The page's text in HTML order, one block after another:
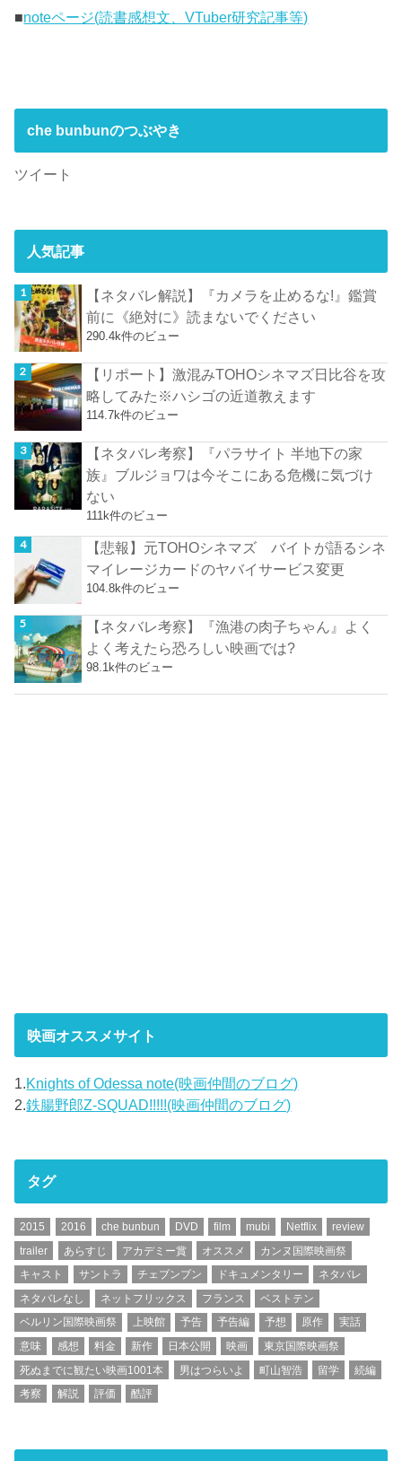
■noteページ(読書感想文、VTuber研究記事等)
che bunbunのつぶやき
ツイート
人気記事
【ネタバレ解説】『カメラを止めるな!』鑑賞
前に《絶対に》読まないでください
290.4k件のビュー
【リポート】激混みTOHOシネマズ日比谷を攻
略してみた※ハシゴの近道教えます
114.7k件のビュー
【ネタバレ考察】『パラサイト 半地下の家
族』ブルジョワは今そこにある危機に気づけ
ない
111k件のビュー
【悲報】元TOHOシネマズ バイトが語るシネ
マイレージカードのヤバイサービス変更
104.8k件のビュー
【ネタバレ考察】『漁港の肉子ちゃん』よく
よく考えたら恐ろしい映画では?
98.1k件のビュー
映画オススメサイト
1. Knights of Odessa note(映画仲間のブログ)
2.鉄腸野郎Z-SQUAD!!!!!(映画仲間のブログ)
タグ
2015 2016 che bunbun DVD film mubi Netflix
review
trailer
あらすじ アカデミー賞 オススメ
カンヌ国際映画祭
キャスト
サントラ チェブンブン ドキュメンタリー
ネタバレ
ネタバレなし
ネットフリックス フランス
ベストテン
ベルリン国際映画祭
上映館 予告 予告編 予想 原作
実話
意味
感想 料金 新作 日本公開 映画
東京国際映画祭
死ぬまでに観たい映画1001本
男はつらいよ 町山智浩 留学
続編
考察
解説 評価 酷評